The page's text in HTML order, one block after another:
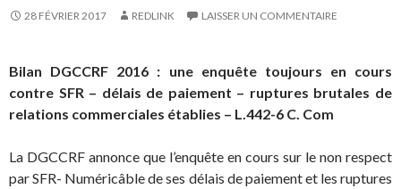
28 FÉVRIER 2017 REDLINK LAISSER UN COMMENTAIRE
Bilan DGCCRF 2016 : une enquête toujours en cours
contre SFR – délais de paiement – ruptures brutales de
relations commerciales établies – L.442-6 C. Com
La DGCCRF annonce que l’enquête en cours sur le non respect
par SFR- Numéricâble de ses délais de paiement et les ruptures